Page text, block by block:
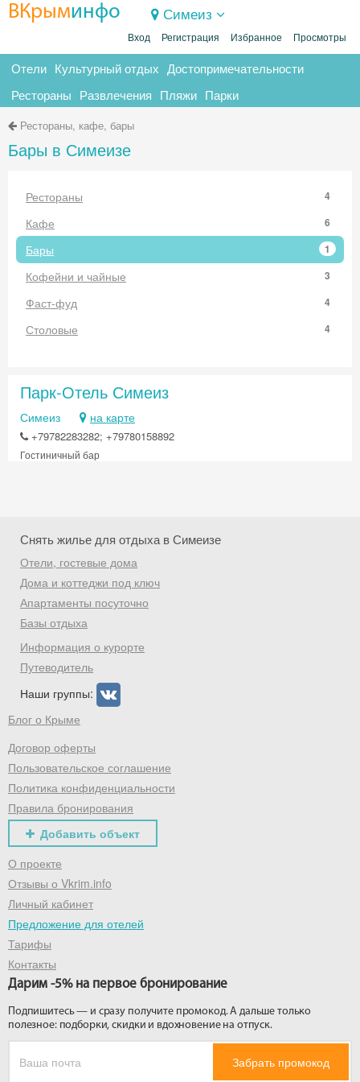
ВКрыминфо Симеиз
Вход Регистрация Избранное Просмотры
Отели Культурный отдых Достопримечательности
Рестораны Развлечения Пляжи Парки
Рестораны, кафе, бары
Бары в Симеизе
Рестораны 4
Кафе 6
Бары 1
Кофейни и чайные 3
Фаст-фуд 4
Столовые 4
Парк-Отель Симеиз
Симеиз на карте
+79782283282; +79780158892
Гостиничный бар
Снять жилье для отдыха в Симеизе
Отели, гостевые дома
Дома и коттеджи под ключ
Апартаменты посуточно
Базы отдыха
Информация о курорте
Путеводитель
Наши группы:
Блог о Крыме
Договор оферты
Пользовательское соглашение
Политика конфиденциальности
Правила бронирования
Добавить объект
О проекте
Отзывы о Vkrim.info
Личный кабинет
Предложение для отелей
Тарифы
Контакты
Дарим -5% на первое бронирование
Подпишитесь — и сразу получите промокод. А дальше только
полезное: подборки, скидки и вдохновение на отпуск.
Забрать промокод
Скидка −5%
Хочешь дешевле? Оставь почту и получи
промокод на первое бронирование!